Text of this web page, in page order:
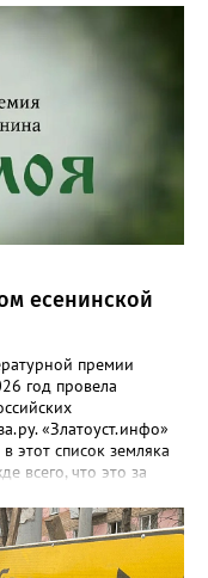
препаратов и
ФАП
в Кувашах –
есенинской
премии
год провела
«Златоуст.инфо»
этот список земляка
всего, что это за
дня рождения
сайте стихи.ру,
А потом мне